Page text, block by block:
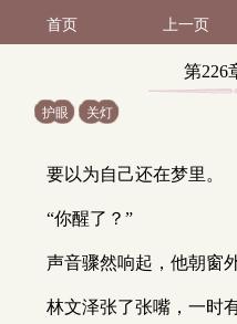
首页 上一页
第226
护眼 关灯
要以为自己还在梦里。
“你醒了？”
声音骤然响起，他朝窗
林文泽张了张嘴，一时